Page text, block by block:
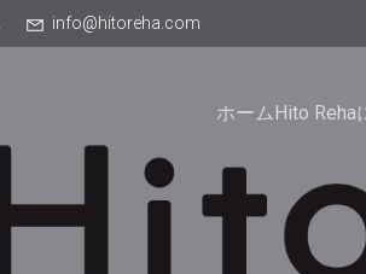
info@hitoreha.com
ホームHito Reha